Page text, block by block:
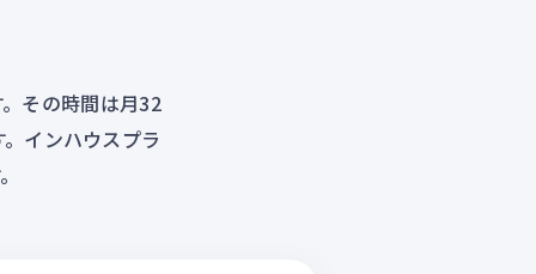
その時間は月32
インハウスプラ